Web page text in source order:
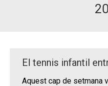
TENNIS
El tennis infantil
Aquest cap de setmana